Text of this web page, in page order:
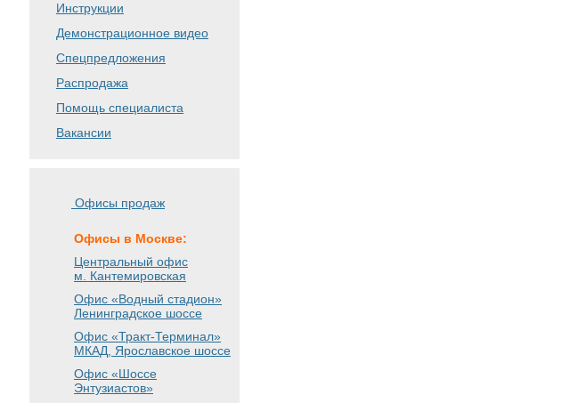
Инструкции
Демонстрационное видео
Спецпредложения
Распродажа
Помощь специалиста
Вакансии
Офисы продаж
Офисы в Москве:
Центральный офис
м. Кантемировская
Офис «Водный стадион»
Ленинградское шоссе
Офис «Тракт-Терминал»
МКАД, Ярославское шоссе
Офис «Шоссе
Энтузиастов»